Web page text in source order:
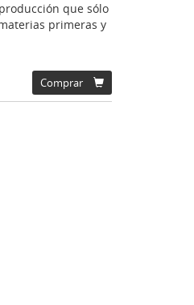
que sólo
primeras y
Comprar